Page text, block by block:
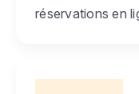
réservations en